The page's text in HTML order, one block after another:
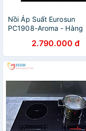
Nồi Áp Suất Eurosun
PC1908-Aroma - Hàng
2.790.000 đ